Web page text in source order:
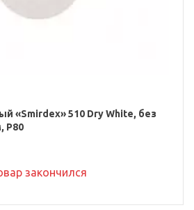
«Smirdex» 510 Dry White, без
P80
закончился